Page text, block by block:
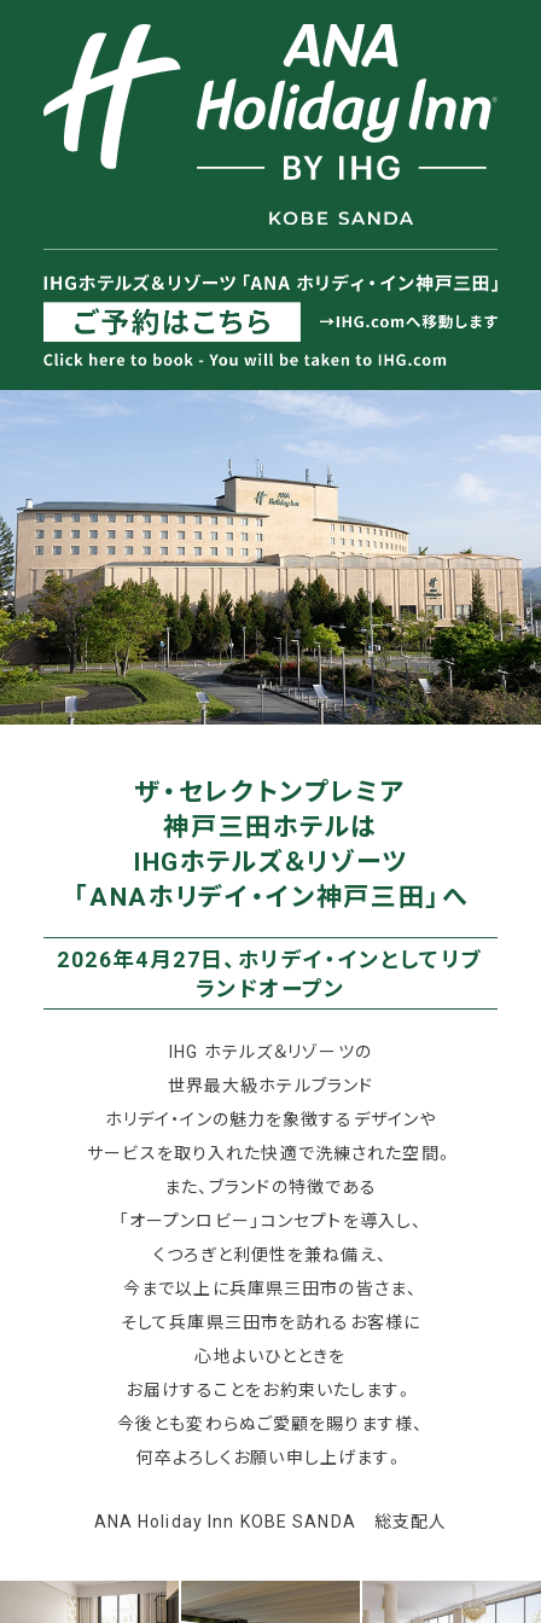
ザ・セレクトンプレミア
神戸三田ホテルは
IHGホテルズ＆リゾーツ
「ANAホリデイ・イン神戸三田」へ
2026年4月27日、ホリデイ・インとしてリブ
ランドオープン
IHG ホテルズ＆リゾーツの
世界最大級ホテルブランド
ホリデイ・インの魅力を象徴するデザインや
サービスを取り入れた快適で洗練された空間。
また、ブランドの特徴である
「オープンロビー」コンセプトを導入し、
くつろぎと利便性を兼ね備え、
今まで以上に兵庫県三田市の皆さま、
そして兵庫県三田市を訪れるお客様に
心地よいひとときを
お届けすることをお約束いたします。
今後とも変わらぬご愛顧を賜ります様、
何卒よろしくお願い申し上げます。
ANA Holiday Inn KOBE SANDA 総支配人